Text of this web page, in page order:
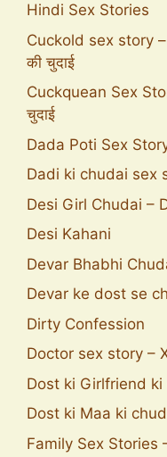
Hindi Sex Stories
Cuckold sex story –
की चुदाई
Cuckquean Sex
चुदाई
Dada Poti Sex
Dadi ki chudai sex
Desi Girl Chudai –
Desi Kahani
Devar Bhabhi
Devar ke dost se
Dirty Confession
Doctor sex story –
Dost ki Girlfriend
Dost ki Maa ki
Family Sex Stories